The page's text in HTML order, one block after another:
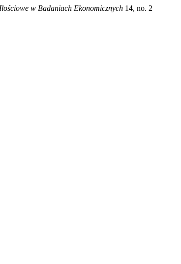
w Badaniach Ekonomicznych 14, no. 2